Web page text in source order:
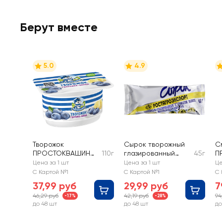
Берут вместе
5.0
Творожок
ПРОСТОКВАШИНО
с голубикой,
бананом 3,6%, без
110г
Цена за 1 шт
С Картой №1
37,99 руб
46,29 руб -17%
до 48 шт
4.9
Сырок творожный
глазированный
РОСТАГРОЭКСПОР
Т с ванилином 20%,
45г
Цена за 1 шт
С Картой №1
29,99 руб
42,19 руб -28%
до 48 шт
С